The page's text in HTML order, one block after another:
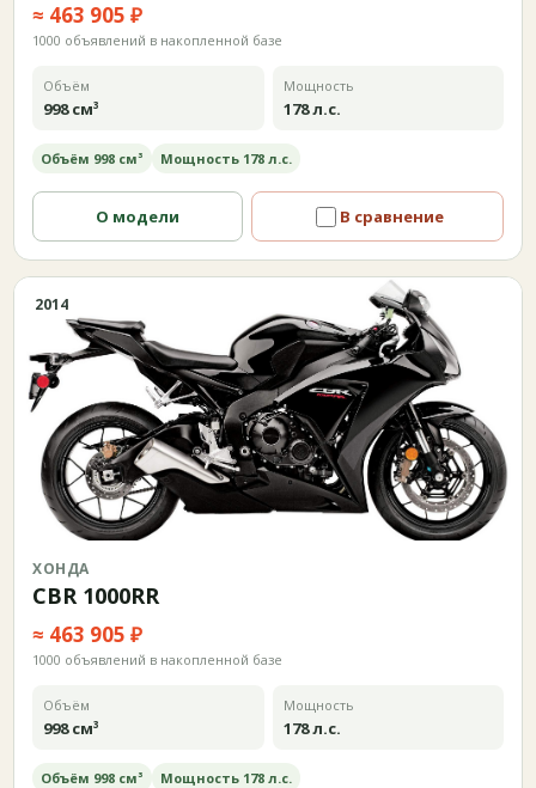
≈ 463 905 ₽
1000 объявлений в накопленной базе
Объём
998 см³
Мощность
178 л.с.
Объём 998 см³ Мощность 178 л.с.
О модели В сравнение
2014
ХОНДА
CBR 1000RR
≈ 463 905 ₽
1000 объявлений в накопленной базе
Объём
998 см³
Мощность
178 л.с.
Объём 998 см³ Мощность 178 л.с.